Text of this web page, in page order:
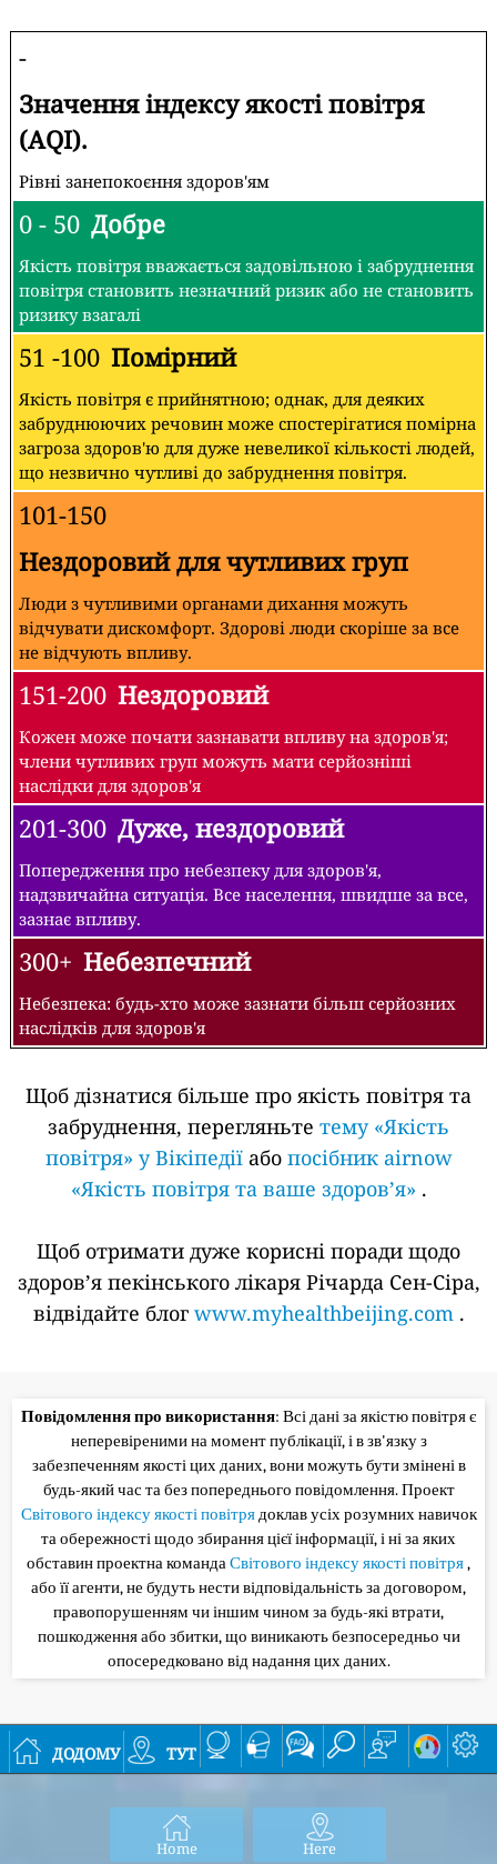
-
Значення індексу якості повітря
(AQI).
Рівні занепокоєння здоров'ям
0 - 50 Добре
Якість повітря вважається задовільною і забруднення
повітря становить незначний ризик або не становить
ризику взагалі
51 -100 Помірний
Якість повітря є прийнятною; однак, для деяких
забруднюючих речовин може спостерігатися помірна
загроза здоров'ю для дуже невеликої кількості людей,
що незвично чутливі до забруднення повітря.
101-150
Нездоровий для чутливих груп
Люди з чутливими органами дихання можуть
відчувати дискомфорт. Здорові люди скоріше за все
не відчують впливу.
151-200 Нездоровий
Кожен може почати зазнавати впливу на здоров'я;
члени чутливих груп можуть мати серйозніші
наслідки для здоров'я
201-300 Дуже, нездоровий
Попередження про небезпеку для здоров'я,
надзвичайна ситуація. Все населення, швидше за все,
зазнає впливу.
300+ Небезпечний
Небезпека: будь-хто може зазнати більш серйозних
наслідків для здоров'я
Щоб дізнатися більше про якість повітря та
забруднення, перегляньте тему «Якість
повітря» у Вікіпедіїабо посібник airnow
«Якість повітря та ваше здоров’я» .
Щоб отримати дуже корисні поради щодо
здоров’я пекінського лікаря Річарда Сен-Сіра,
відвідайте блог www.myhealthbeijing.com.
Повідомлення про використання: Всі дані за якістю повітря є
неперевіреними на момент публікації, і в зв'язку з
забезпеченням якості цих даних, вони можуть бути змінені в
будь-який час та без попереднього повідомлення. Проект
Світового індексу якості повітрядоклав усіх розумних навичок
та обережності щодо збирання цієї інформації, і ні за яких
обставин проектна командаСвітового індексу якості повітря,
або її агенти, не будуть нести відповідальність за договором,
правопорушенням чи іншим чином за будь-які втрати,
пошкодження або збитки, що виникають безпосередньо чи
опосередковано від надання цих даних.
додому тут
Home Here